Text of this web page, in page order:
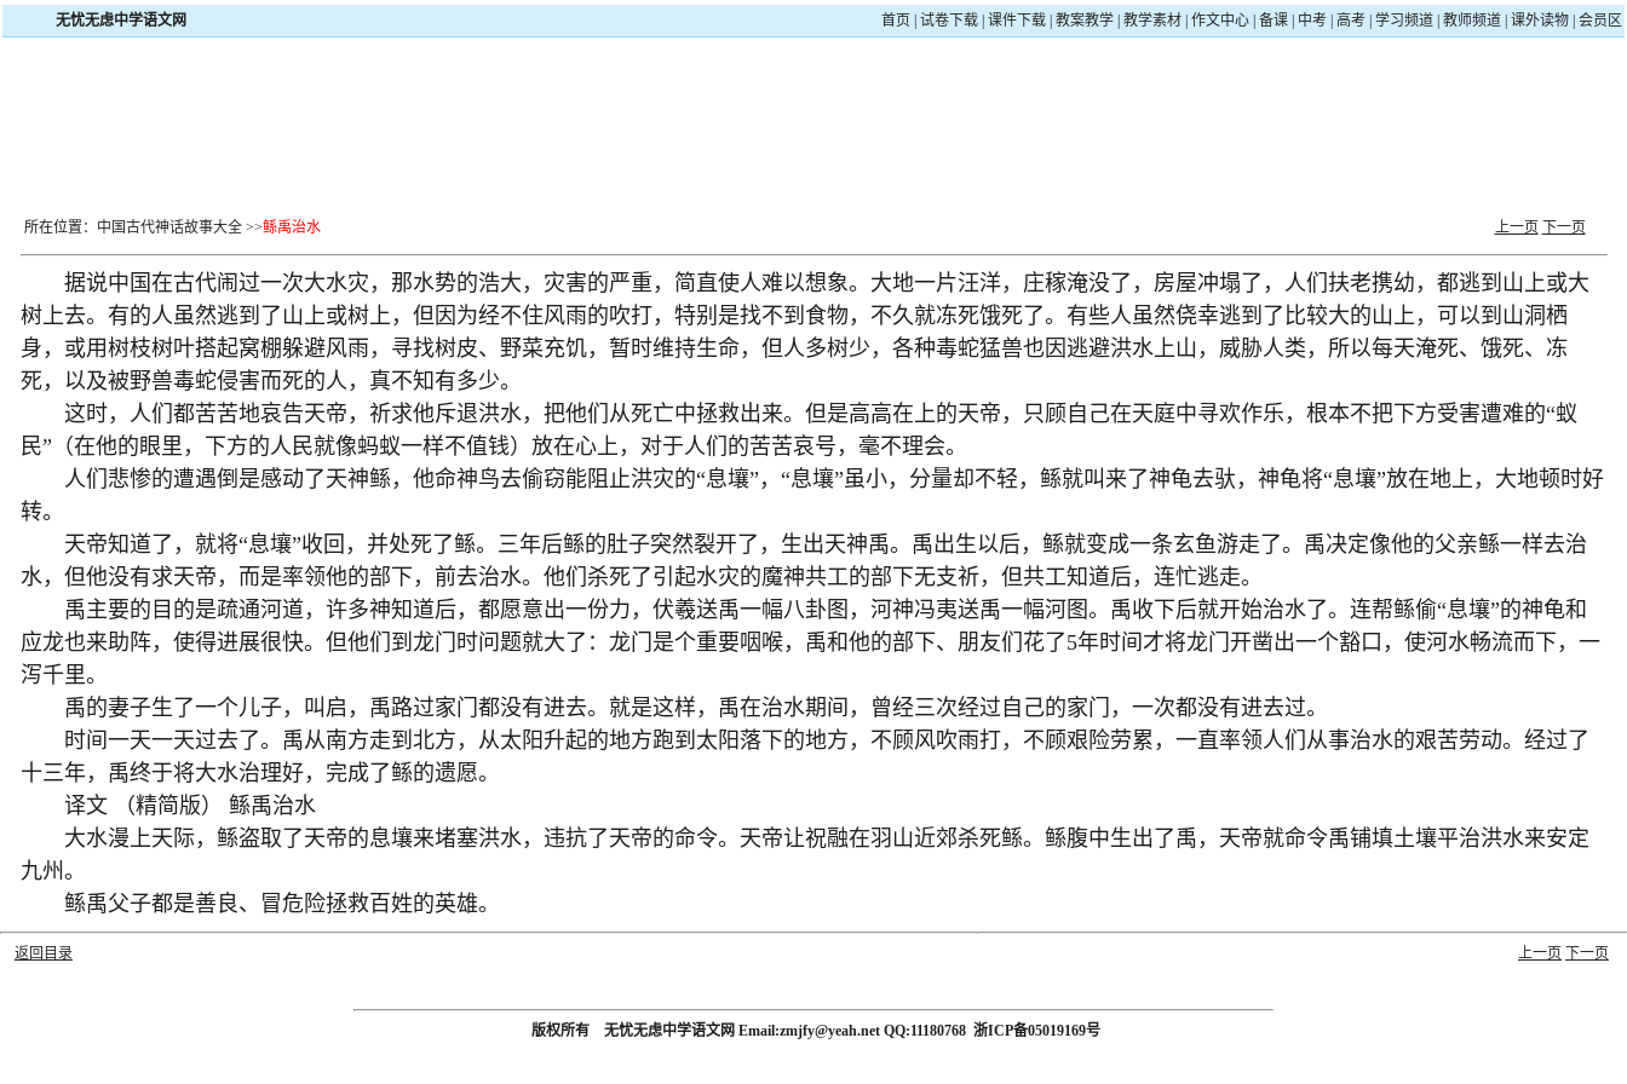
无忧无虑中学语文网 首页 试卷下载 课件下载 教案教学 教学素材 作文中心 备课 中考 高考 学习频道 教师频道 课外读物 会员区
所在位置： 中国古代神话故事大全>>鲧禹治水 上一页 下一页
据说中国在古代闹过一次大水灾，那水势的浩大，灾害的严重，简直使人难以想象。大地一片汪洋，庄稼淹没了，房屋冲塌了，人们扶老携幼，都逃到山上或大
树上去。有的人虽然逃到了山上或树上，但因为经不住风雨的吹打，特别是找不到食物，不久就冻死饿死了。有些人虽然侥幸逃到了比较大的山上，可以到山洞栖
身，或用树枝树叶搭起窝棚躲避风雨，寻找树皮、野菜充饥，暂时维持生命，但人多树少，各种毒蛇猛兽也因逃避洪水上山，威胁人类，所以每天淹死、饿死、冻
死，以及被野兽毒蛇侵害而死的人，真不知有多少。
这时，人们都苦苦地哀告天帝，祈求他斥退洪水，把他们从死亡中拯救出来。但是高高在上的天帝，只顾自己在天庭中寻欢作乐，根本不把下方受害遭难的“蚁
民”（在他的眼里，下方的人民就像蚂蚁一样不值钱）放在心上，对于人们的苦苦哀号，毫不理会。
人们悲惨的遭遇倒是感动了天神鲧，他命神鸟去偷窃能阻止洪灾的“息壤”，“息壤”虽小，分量却不轻，鲧就叫来了神龟去驮，神龟将“息壤”放在地上，大地顿时好
转。
天帝知道了，就将“息壤”收回，并处死了鲧。三年后鲧的肚子突然裂开了，生出天神禹。禹出生以后，鲧就变成一条玄鱼游走了。禹决定像他的父亲鲧一样去治
水，但他没有求天帝，而是率领他的部下，前去治水。他们杀死了引起水灾的魔神共工的部下无支祈，但共工知道后，连忙逃走。
禹主要的目的是疏通河道，许多神知道后，都愿意出一份力，伏羲送禹一幅八卦图，河神冯夷送禹一幅河图。禹收下后就开始治水了。连帮鲧偷“息壤”的神龟和
应龙也来助阵，使得进展很快。但他们到龙门时问题就大了：龙门是个重要咽喉，禹和他的部下、朋友们花了5年时间才将龙门开凿出一个豁口，使河水畅流而下，一
泻千里。
禹的妻子生了一个儿子，叫启，禹路过家门都没有进去。就是这样，禹在治水期间，曾经三次经过自己的家门，一次都没有进去过。
时间一天一天过去了。禹从南方走到北方，从太阳升起的地方跑到太阳落下的地方，不顾风吹雨打，不顾艰险劳累，一直率领人们从事治水的艰苦劳动。经过了
十三年，禹终于将大水治理好，完成了鲧的遗愿。
译文 （精简版） 鲧禹治水
大水漫上天际，鲧盗取了天帝的息壤来堵塞洪水，违抗了天帝的命令。天帝让祝融在羽山近郊杀死鲧。鲧腹中生出了禹，天帝就命令禹铺填土壤平治洪水来安定
九州。
鲧禹父子都是善良、冒危险拯救百姓的英雄。
返回目录 上一页 下一页
版权所有 无忧无虑中学语文网 Email:zmjfy@yeah.net QQ:11180768 浙ICP备05019169号